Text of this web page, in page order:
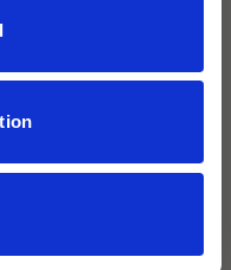
Jahr ist er
1990 CEO und bis
Angelo
von Agape und